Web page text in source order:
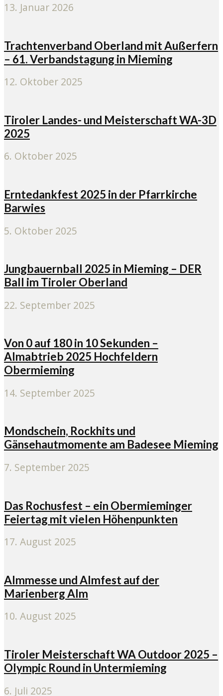
13. Januar 2026
Trachtenverband Oberland mit Außerfern
– 61. Verbandstagung in Mieming
12. Oktober 2025
Tiroler Landes- und Meisterschaft WA-3D
2025
6. Oktober 2025
Erntedankfest 2025 in der Pfarrkirche
Barwies
5. Oktober 2025
Jungbauernball 2025 in Mieming – DER
Ball im Tiroler Oberland
22. September 2025
Von 0 auf 180 in 10 Sekunden –
Almabtrieb 2025 Hochfeldern
Obermieming
14. September 2025
Mondschein, Rockhits und
Gänsehautmomente am Badesee Mieming
7. September 2025
Das Rochusfest – ein Obermieminger
Feiertag mit vielen Höhenpunkten
17. August 2025
Almmesse und Almfest auf der
Marienberg Alm
10. August 2025
Tiroler Meisterschaft WA Outdoor 2025 –
Olympic Round in Untermieming
6. Juli 2025